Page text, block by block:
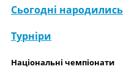
Сьогодні народились
Турніри
Національні чемпіонати